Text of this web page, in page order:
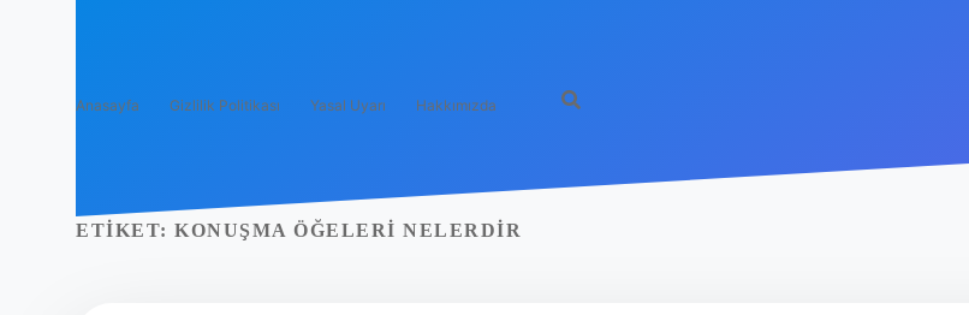
Anasayfa Gizlilik Politikası Yasal Uyarı Hakkımızda
ETIKET: KONUŞMA ÖĞELERI NELERDIR